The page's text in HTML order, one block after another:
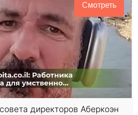
Смотреть
директоров Аберкоэн